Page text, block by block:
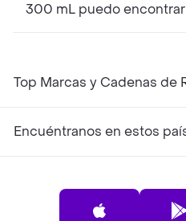
300 mL puedo encontrar
Top Marcas y Cadenas de
Encuéntranos en estos